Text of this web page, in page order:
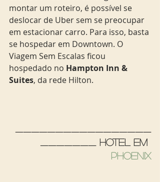
montar um roteiro, é possível se
deslocar de Uber sem se preocupar
em estacionar carro. Para isso, basta
se hospedar em Downtown. O
Viagem Sem Escalas ficou
hospedado no Hampton Inn &
Suites, da rede Hilton.
_______ Hotel em
Phoenix